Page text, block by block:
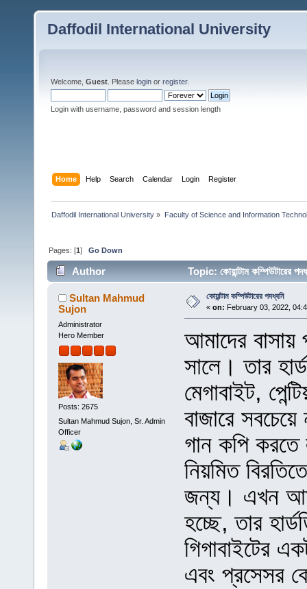
Daffodil International University
Welcome, Guest . Please login or register.
Login with username, password and session length
Home Help Search Calendar Login Register
Daffodil International University » Faculty of Science and Information
Pages: [1]Go Down
Author Topic: কোয়ান্টাম
Sultan Mahmud
Sujon
Administrator
Hero Member
Posts: 2675
Sultan Mahmud Sujon, Sr. Admin
Officer
কোয়ান্টাম কম্পিউটারের পদধ্বনি
« on: February 03, 2022,
আমাদের
সালে। তার
মেগাবাইট,
বাজারে
গান কপি
নিয়মিত
জন্য। এখন
হচ্ছে, তার
গিগাবাইটের
এবং প্রসেসর